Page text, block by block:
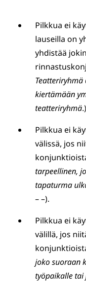
Pilkkua ei
lauseilla on
yhdistää
kiertämään
teatteriryhmä.)
Pilkkua ei
välissä, jos
tarpeellinen,
tapaturma
– –).
Pilkkua ei
välillä, jos
joko suoraan
työpaikalle